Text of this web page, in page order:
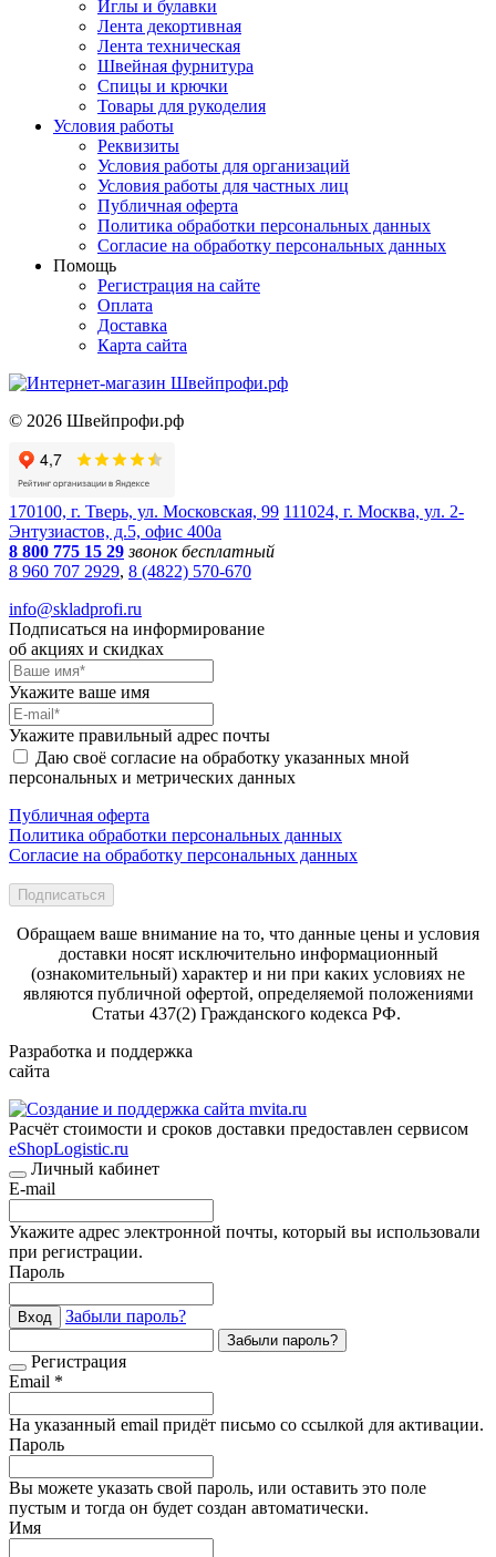
Иглы и булавки
Лента декортивная
Лента техническая
Швейная фурнитура
Спицы и крючки
Товары для рукоделия
Условия работы
Реквизиты
Условия работы для организаций
Условия работы для частных лиц
Публичная оферта
Политика обработки персональных данных
Согласие на обработку персональных данных
Помощь
Регистрация на сайте
Оплата
Доставка
Карта сайта
© 2026 Швейпрофи.рф
170100, г. Тверь, ул. Московская, 99 111024, г. Москва, ул. 2-
Энтузиастов, д.5, офис 400а
8 800 775 15 29 звонок бесплатный
8 960 707 2929, 8 (4822) 570-670
info@skladprofi.ru
Подписаться на информирование
об акциях и скидках
Укажите ваше имя
Укажите правильный адрес почты
Даю своё согласие на обработку указанных мной
персональных и метрических данных
Публичная оферта
Политика обработки персональных данных
Согласие на обработку персональных данных
Подписаться
Обращаем ваше внимание на то, что данные цены и условия
доставки носят исключительно информационный
(ознакомительный) характер и ни при каких условиях не
являются публичной офертой, определяемой положениями
Статьи 437(2) Гражданского кодекса РФ.
Разработка и поддержка
сайта
Расчёт стоимости и сроков доставки предоставлен сервисом
eShopLogistic.ru
Личный кабинет
E-mail
Укажите адрес электронной почты, который вы использовали
при регистрации.
Пароль
Вход Забыли пароль?
Забыли пароль?
Регистрация
Email *
На указанный email придёт письмо со ссылкой для активации.
Пароль
Вы можете указать свой пароль, или оставить это поле
пустым и тогда он будет создан автоматически.
Имя